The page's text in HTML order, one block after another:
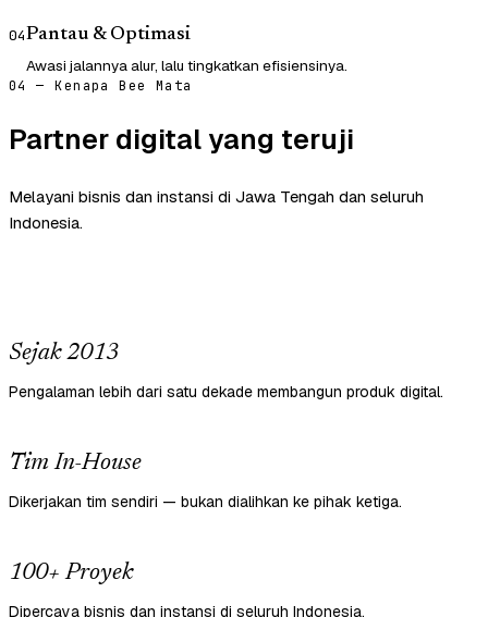
04Pantau & Optimasi
Awasi jalannya alur, lalu tingkatkan efisiensinya.
04 — Kenapa Bee Mata
Partner digital yang teruji
Melayani bisnis dan instansi di Jawa Tengah dan seluruh
Indonesia.
Sejak 2013
Pengalaman lebih dari satu dekade membangun produk digital.
Tim In-House
Dikerjakan tim sendiri — bukan dialihkan ke pihak ketiga.
100+ Proyek
Dipercaya bisnis dan instansi di seluruh Indonesia.